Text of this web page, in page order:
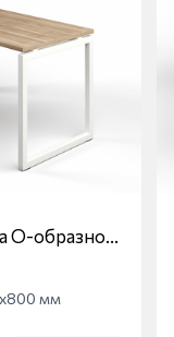
О-образной
07
мм